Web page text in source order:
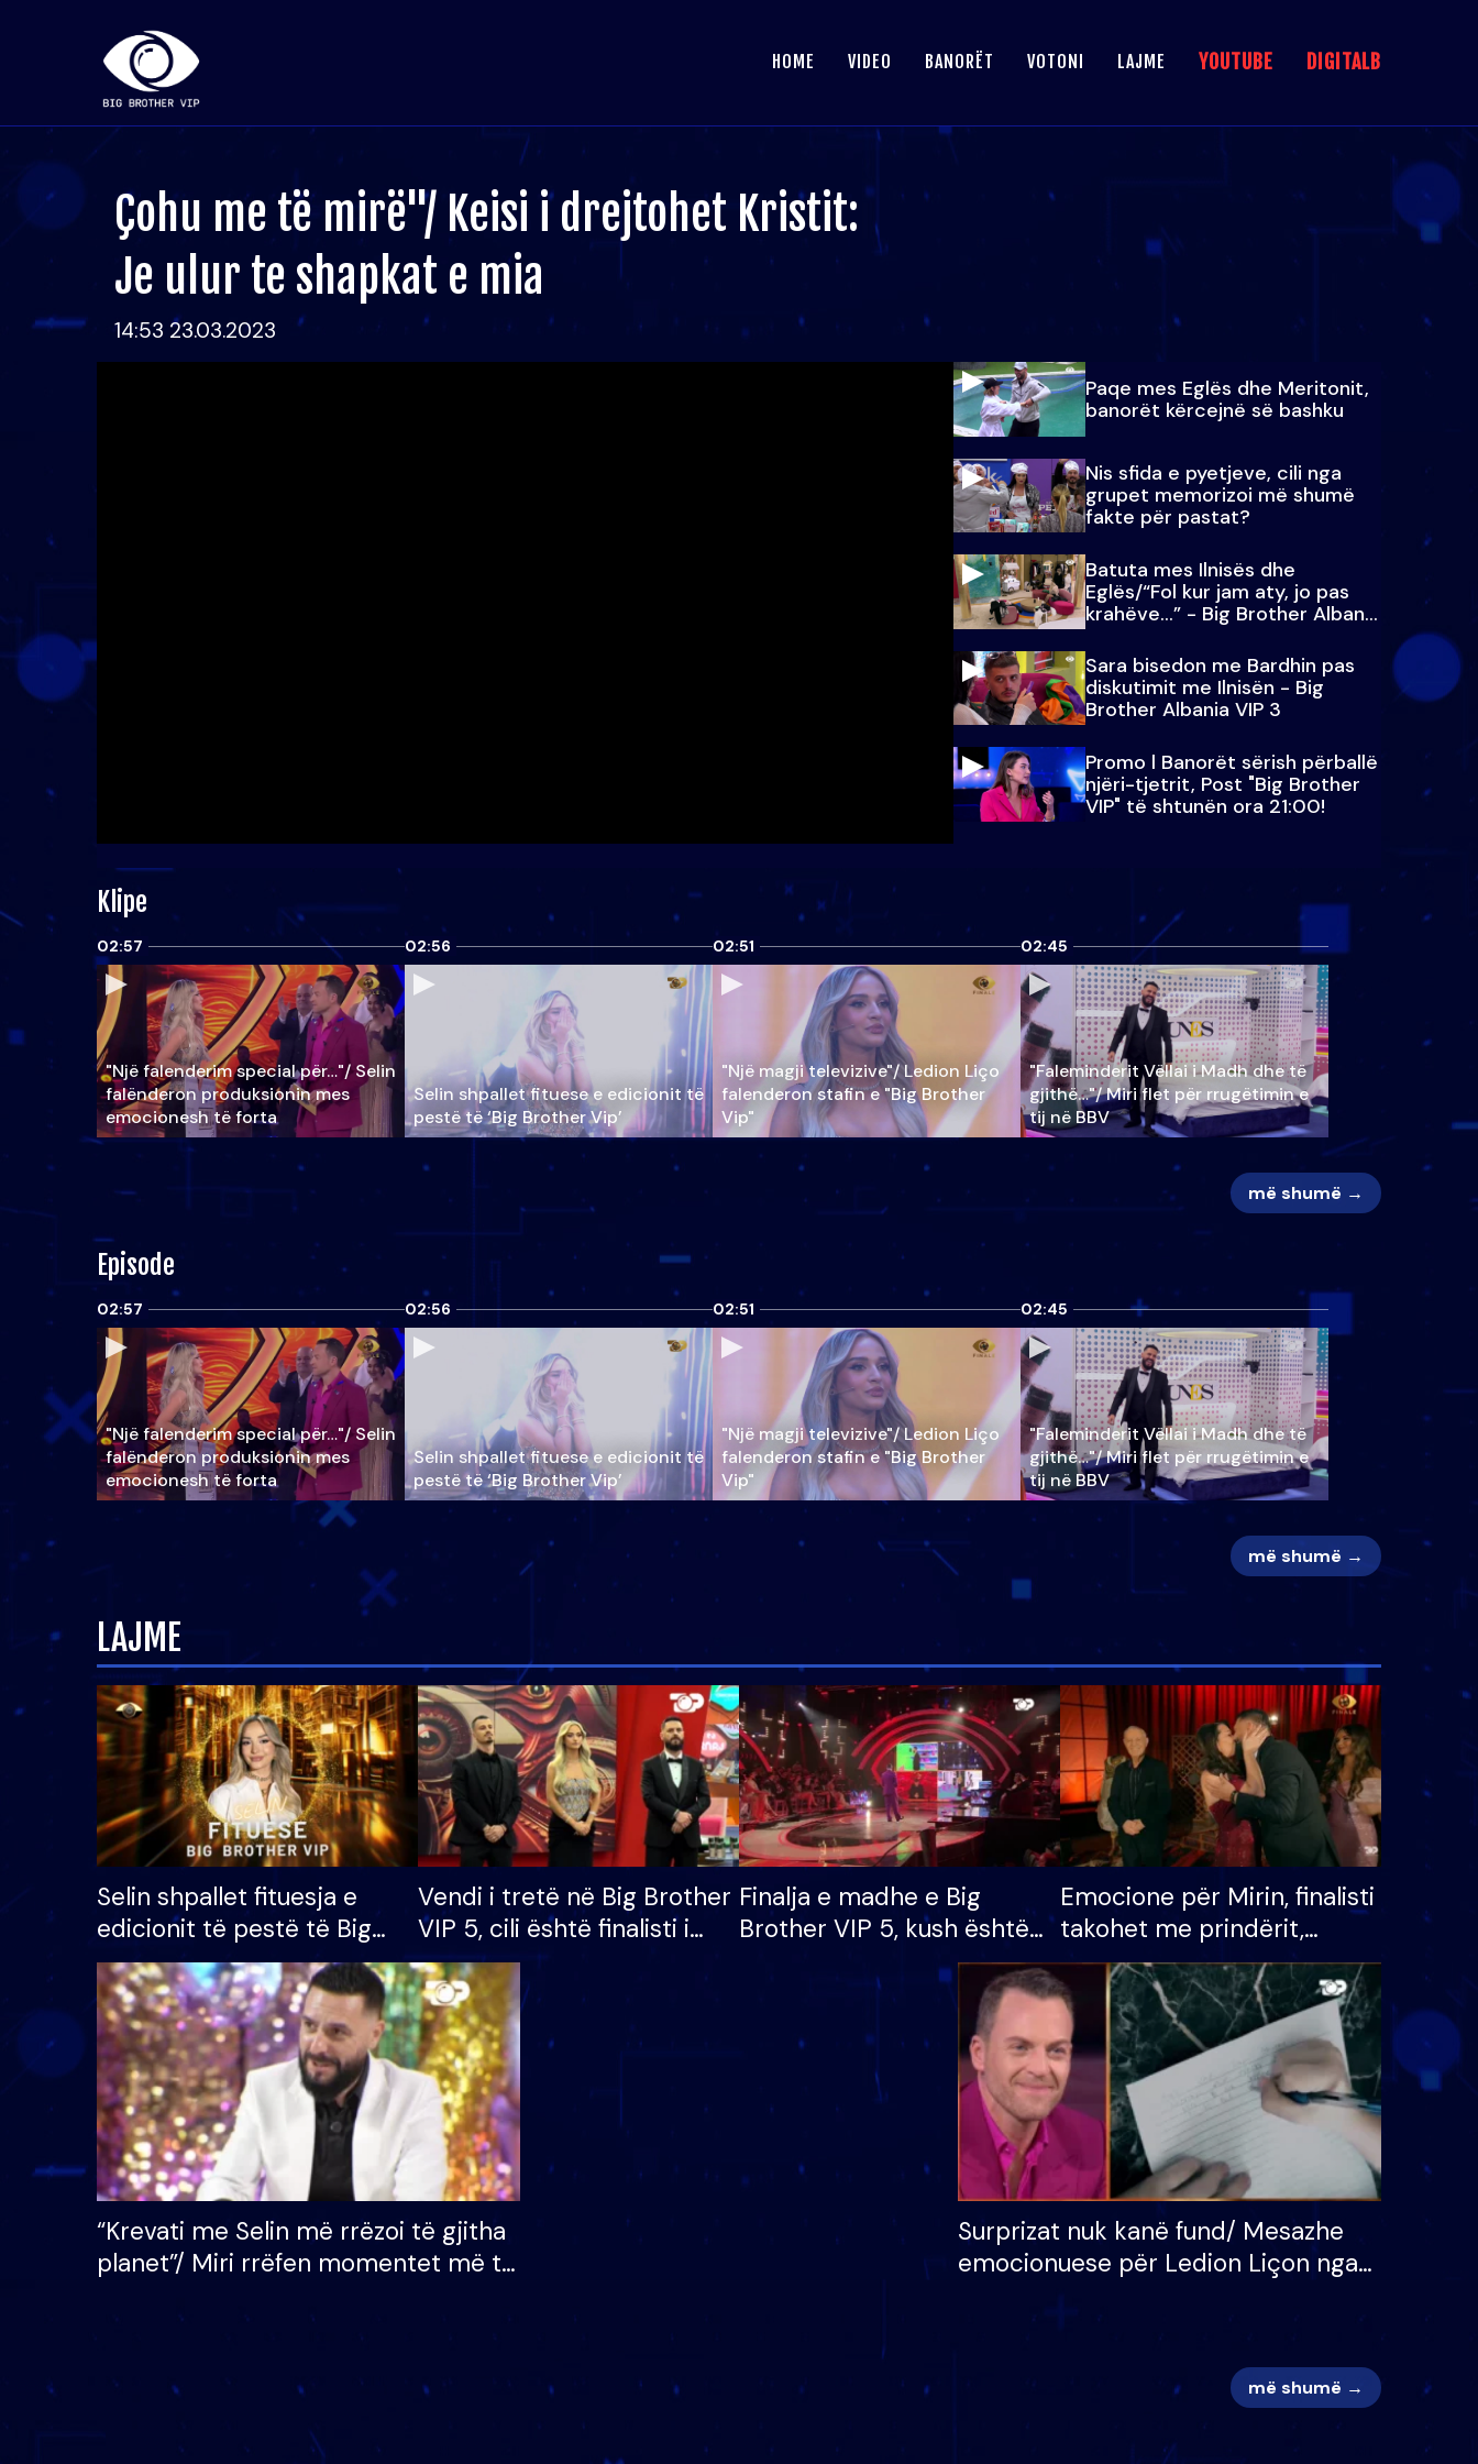
HOME VIDEO BANORËT VOTONI LAJME YOUTUBE DIGITALB
Çohu me të mirë"/ Keisi i drejtohet Kristit:
Je ulur te shapkat e mia
14:53 23.03.2023
Paqe mes Eglës dhe Meritonit,
banorët kërcejnë së bashku
Nis sfida e pyetjeve, cili nga
grupet memorizoi më shumë
fakte për pastat?
Batuta mes Ilnisës dhe
Eglës/“Fol kur jam aty, jo pas
krahëve…” - Big Brother Albania
VIP 3
Sara bisedon me Bardhin pas
diskutimit me Ilnisën - Big
Brother Albania VIP 3
Promo l Banorët sërish përballë
njëri-tjetrit, Post "Big Brother
VIP" të shtunën ora 21:00!
Klipe
02:57
"Një falenderim special për…"/ Selin
falënderon produksionin mes
emocionesh të forta
02:56
Selin shpallet fituese e edicionit të
pestë të ‘Big Brother Vip’
02:51
"Një magji televizive"/ Ledion Liço
falenderon stafin e "Big Brother
Vip"
02:45
"Faleminderit Vëllai i Madh dhe të
gjithë…"/ Miri flet për rrugëtimin e
tij në BBV
më shumë →
Episode
02:57
"Një falenderim special për…"/ Selin
falënderon produksionin mes
emocionesh të forta
02:56
Selin shpallet fituese e edicionit të
pestë të ‘Big Brother Vip’
02:51
"Një magji televizive"/ Ledion Liço
falenderon stafin e "Big Brother
Vip"
02:45
"Faleminderit Vëllai i Madh dhe të
gjithë…"/ Miri flet për rrugëtimin e
tij në BBV
më shumë →
LAJME
Selin shpallet fituesja e
edicionit të pestë të Big
Brother VIP, rrëmben
çmimin e madh prej 100
mijë eurosh
Vendi i tretë në Big Brother
VIP 5, cili është finalisti i
radhës që lë shtëpinë
Finalja e madhe e Big
Brother VIP 5, kush është
banori i parë që lë shtëpinë
dhe humb mundësinë për
të fituar çmimin e madh
Emocione për Mirin, finalisti
takohet me prindërit,
vajzën dhe bashkëshorten:
S’kemi ndonjë letër divorci
apo jo?
“Krevati me Selin më rrëzoi të gjitha
planet”/ Miri rrëfen momentet më të
mungojë zilja e mëngjesit kur…
Surprizat nuk kanë fund/ Mesazhe
emocionuese për Ledion Liçon nga
më shumë →